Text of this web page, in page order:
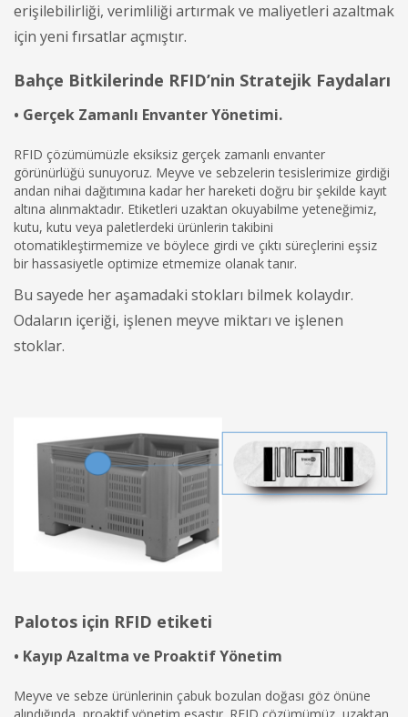
erişilebilirliği, verimliliği artırmak ve maliyetleri azaltmak
için yeni fırsatlar açmıştır.
Bahçe Bitkilerinde RFID’nin Stratejik Faydaları
• Gerçek Zamanlı Envanter Yönetimi.
RFID çözümümüzle eksiksiz gerçek zamanlı envanter
görünürlüğü sunuyoruz. Meyve ve sebzelerin tesislerimize girdiği
andan nihai dağıtımına kadar her hareketi doğru bir şekilde kayıt
altına alınmaktadır. Etiketleri uzaktan okuyabilme yeteneğimiz,
kutu, kutu veya paletlerdeki ürünlerin takibini
otomatikleştirmemize ve böylece girdi ve çıktı süreçlerini eşsiz
bir hassasiyetle optimize etmemize olanak tanır.
Bu sayede her aşamadaki stokları bilmek kolaydır.
Odaların içeriği, işlenen meyve miktarı ve işlenen
stoklar.
Palotos için RFID etiketi
• Kayıp Azaltma ve Proaktif Yönetim
Meyve ve sebze ürünlerinin çabuk bozulan doğası göz önüne